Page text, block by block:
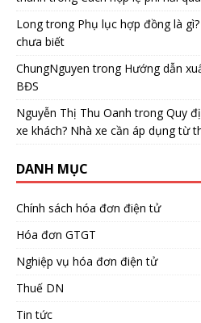
Longtrong Phụ lục hợp đồng là
chưa biết
ChungNguyen trong Hướng dẫn
BĐS
Nguyễn Thị Thu Oanh trongQuy
xe khách? Nhà xe cần áp dụng từ
DANH MỤC
Chính sách hóa đơn điện tử
Hóa đơn GTGT
Nghiệp vụ hóa đơn điện tử
Thuế DN
Tin tức